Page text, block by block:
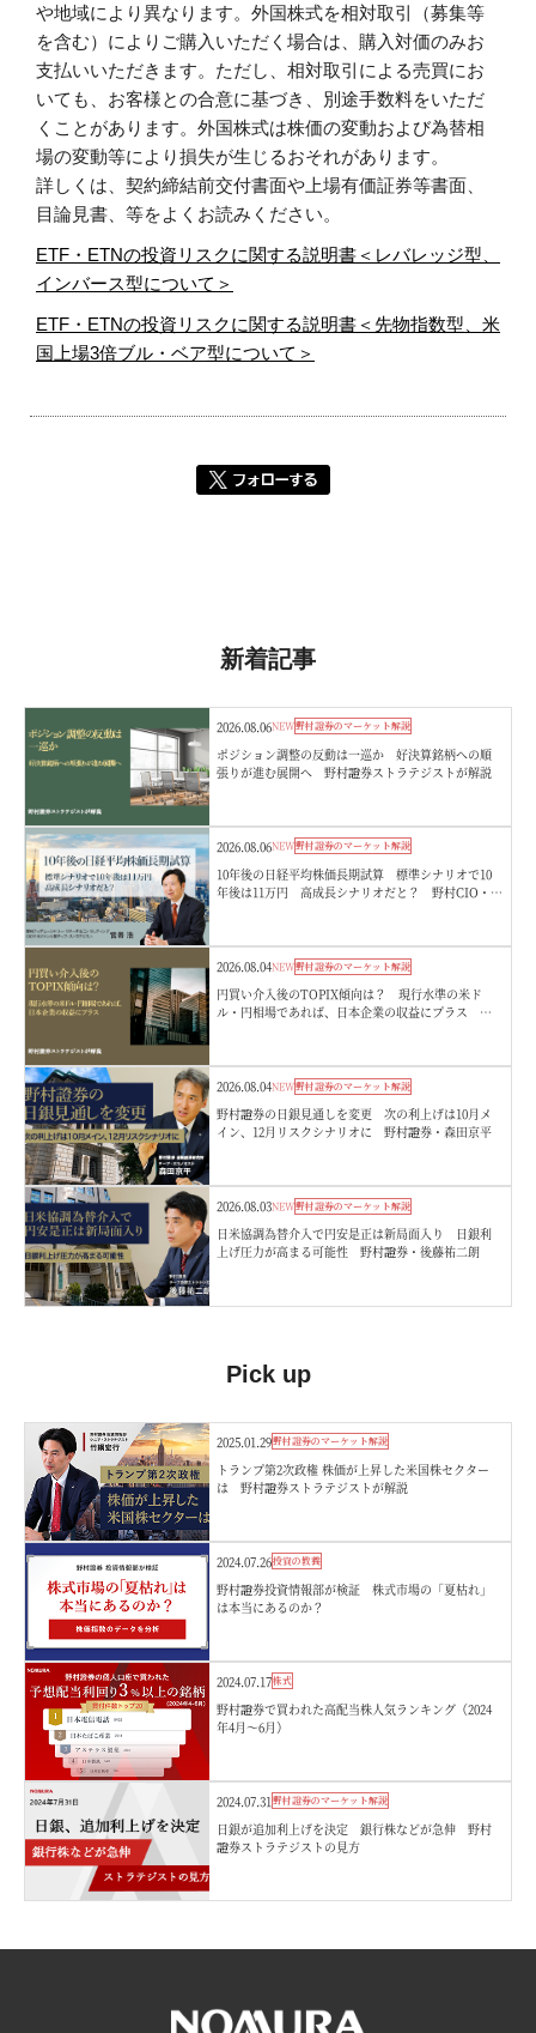
や地域により異なります。外国株式を相対取引（募集等
を含む）によりご購入いただく場合は、購入対価のみお
支払いいただきます。ただし、相対取引による売買にお
いても、お客様との合意に基づき、別途手数料をいただ
くことがあります。外国株式は株価の変動および為替相
場の変動等により損失が生じるおそれがあります。
詳しくは、契約締結前交付書面や上場有価証券等書面、
目論見書、等をよくお読みください。
ETF・ETNの投資リスクに関する説明書＜レバレッジ型、
インバース型について＞
ETF・ETNの投資リスクに関する説明書＜先物指数型、米
国上場3倍ブル・ベア型について＞
新着記事
2026.08.06NEW野村證券のマーケット解説
ポジション調整の反動は一巡か 好決算銘柄への順
張りが進む展開へ 野村證券ストラテジストが解説
2026.08.06NEW野村證券のマーケット解説
10年後の日経平均株価長期試算 標準シナリオで10
年後は11万円 高成長シナリオだと？ 野村CIO・宮
2026.08.04NEW野村證券のマーケット解説
円買い介入後のTOPIX傾向は？ 現行水準の米ド
ル・円相場であれば、日本企業の収益にプラス 野
2026.08.04NEW野村證券のマーケット解説
野村證券の日銀見通しを変更 次の利上げは10月メ
イン、12月リスクシナリオに 野村證券・森田京平
2026.08.03NEW野村證券のマーケット解説
日米協調為替介入で円安是正は新局面入り 日銀利
上げ圧力が高まる可能性 野村證券・後藤祐二朗
Pick up
2025.01.29野村證券のマーケット解説
トランプ第2次政権 株価が上昇した米国株セクター
は 野村證券ストラテジストが解説
2024.07.26投資の教養
野村證券投資情報部が検証 株式市場の「夏枯れ」
は本当にあるのか？
2024.07.17株式
野村證券で買われた高配当株人気ランキング（2024
年4月～6月）
2024.07.31 野村證券のマーケット解説
日銀が追加利上げを決定 銀行株などが急伸 野村
證券ストラテジストの見方